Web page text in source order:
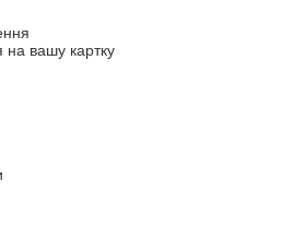
на вашу картку